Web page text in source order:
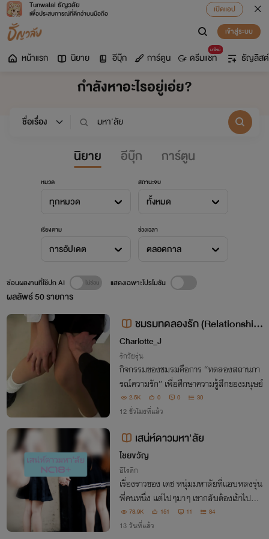
Tunwalai ธัญวลัย
เพื่อประสบการณ์ที่ดีกว่าบนมือถือ
เปิดแอป
เข้าสู่ระบบ
หน้าแรก นิยาย อีบุ๊ก การ์ตูน
มาใหม่
ดรีมแชท ธัญลิสต์
กำลังหาอะไรอยู่เอ่ย?
นิยาย อีบุ๊ก การ์ตูน
หมวด
ทุกหมวด
สถานะจบ
ทั้งหมด
เรียงตาม
การอัปเดต
ช่วงเวลา
ตลอดกาล
ผลลัพธ์50รายการ
ซ่อนผลงานที่ใช้ปก AI แสดงเฉพาะโปรโมชัน
ชมรมทดลองรัก (Relationship
Lab)
Charlotte_J
รักวัยรุ่น
กิจกรรมของชมรมคือการ “ทดลองสถานกา
รณ์ความรัก” เพื่อศึกษาความรู้สึกของมนุษย์
2.5K 0 0 30
12 ชั่วโมงที่แล้ว
เสน่ห์ดาวมหา'ลัย
ไชยขวัญ
อีโรติก
เรื่องราวของ เดช หนุ่มมหาลัยที่แอบหลงรุ่น
พี่คนหนึ่ง เเต่ไปๆมาๆ เขากลับต้องเข้าไปพัว
พันเรื่องสยิวกับเหล่าสาวๆ ดาวมหาลัย ซะอ
ย่างนั้น
78.9K 151 11 84
13 วันที่แล้ว